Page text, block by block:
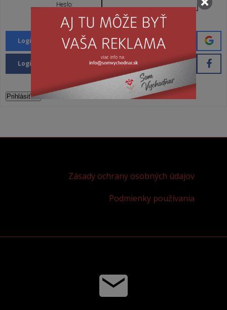
Heslo:
Nechať ma prihláseného
Login with Google
Login with Facebook
Prihlásiť sa
Zásady ochrany osobných údajov
Podmienky používania